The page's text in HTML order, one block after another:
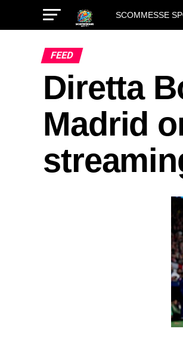
SCOMMESSE
FEED
Diretta
Madrid